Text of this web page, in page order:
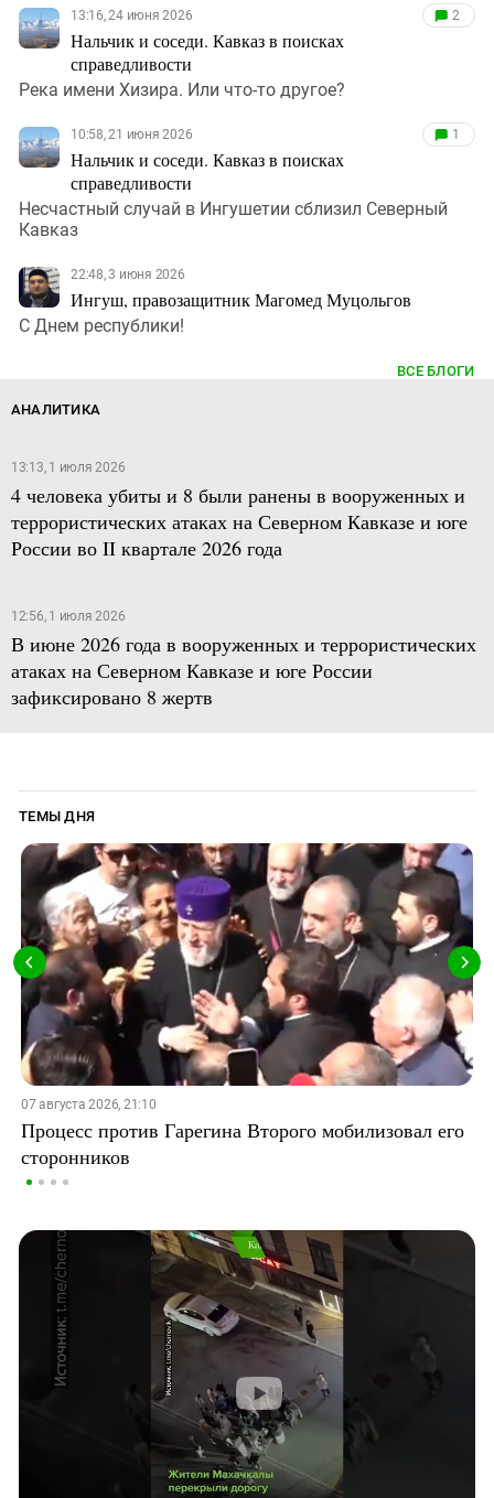
13:16, 24 июня 2026
Нальчик и соседи. Кавказ в поисках
справедливости
2
Река имени Хизира. Или что-то другое?
10:58, 21 июня 2026
Нальчик и соседи. Кавказ в поисках
справедливости
1
Несчастный случай в Ингушетии сблизил Северный
Кавказ
22:48, 3 июня 2026
Ингуш, правозащитник Магомед Муцольгов
С Днем республики!
ВСЕ БЛОГИ
АНАЛИТИКА
13:13, 1 июля 2026
4 человека убиты и 8 были ранены в вооруженных и
террористических атаках на Северном Кавказе и юге
России во II квартале 2026 года
12:56, 1 июля 2026
В июне 2026 года в вооруженных и террористических
атаках на Северном Кавказе и юге России
зафиксировано 8 жертв
ТЕМЫ ДНЯ
07 августа 2026, 21:10
Процесс против Гарегина Второго мобилизовал его
сторонников